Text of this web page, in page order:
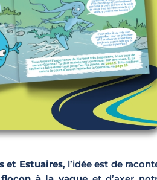
et Estuaires, l’idée est de